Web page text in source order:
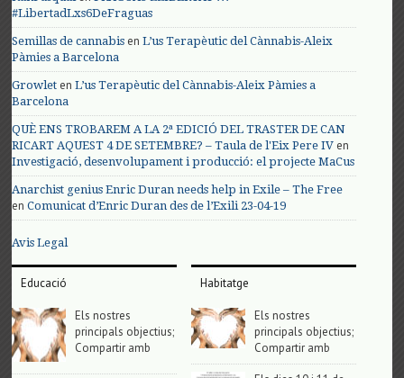
#LibertadLxs6DeFraguas
Semillas de cannabis enL’us Terapèutic del Cànnabis-Aleix
Pàmies a Barcelona
Growlet enL’us Terapèutic del Cànnabis-Aleix Pàmies a
Barcelona
QUÈ ENS TROBAREM A LA 2ª EDICIÓ DEL TRASTER DE CAN
RICART AQUEST 4 DE SETEMBRE? – Taula de l'Eix Pere IV en
Investigació, desenvolupament i producció: el projecte MaCus
Anarchist genius Enric Duran needs help in Exile – The Free
enComunicat d’Enric Duran des de l’Exili 23-04-19
Avis Legal
Educació
Els nostres
principals objectius;
Compartir amb
Habitatge
Els nostres
principals objectius;
Compartir amb